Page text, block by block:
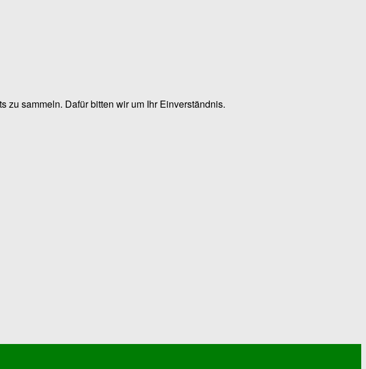
zu sammeln. Dafür bitten wir um Ihr Einverständnis.